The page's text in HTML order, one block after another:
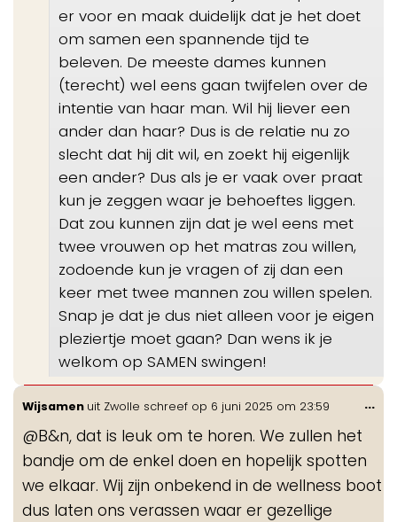
er voor en maak duidelijk dat je het doet
om samen een spannende tijd te
beleven. De meeste dames kunnen
(terecht) wel eens gaan twijfelen over de
intentie van haar man. Wil hij liever een
ander dan haar? Dus is de relatie nu zo
slecht dat hij dit wil, en zoekt hij eigenlijk
een ander? Dus als je er vaak over praat
kun je zeggen waar je behoeftes liggen.
Dat zou kunnen zijn dat je wel eens met
twee vrouwen op het matras zou willen,
zodoende kun je vragen of zij dan een
keer met twee mannen zou willen spelen.
Snap je dat je dus niet alleen voor je eigen
pleziertje moet gaan? Dan wens ik je
welkom op SAMEN swingen!
Wijsamen uit Zwolle schreef op 6 juni 2025 om 23:59
@B&n, dat is leuk om te horen. We zullen het
bandje om de enkel doen en hopelijk spotten
we elkaar. Wij zijn onbekend in de wellness boot
dus laten ons verassen waar er gezellige
...